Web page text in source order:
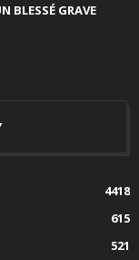
BLESSÉ GRAVE
4418
615
521